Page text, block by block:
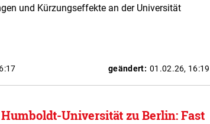
und Kürzungseffekte an der Universität
geändert: 01.02.26, 16:19
Universität zu Berlin: Fast